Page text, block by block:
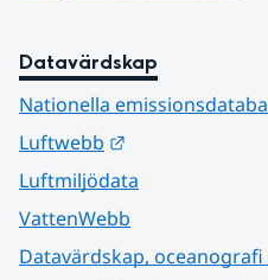
Datavärdskap
Nationella
Luftwebb
Luftmiljödata
VattenWebb
Datavärdskap,